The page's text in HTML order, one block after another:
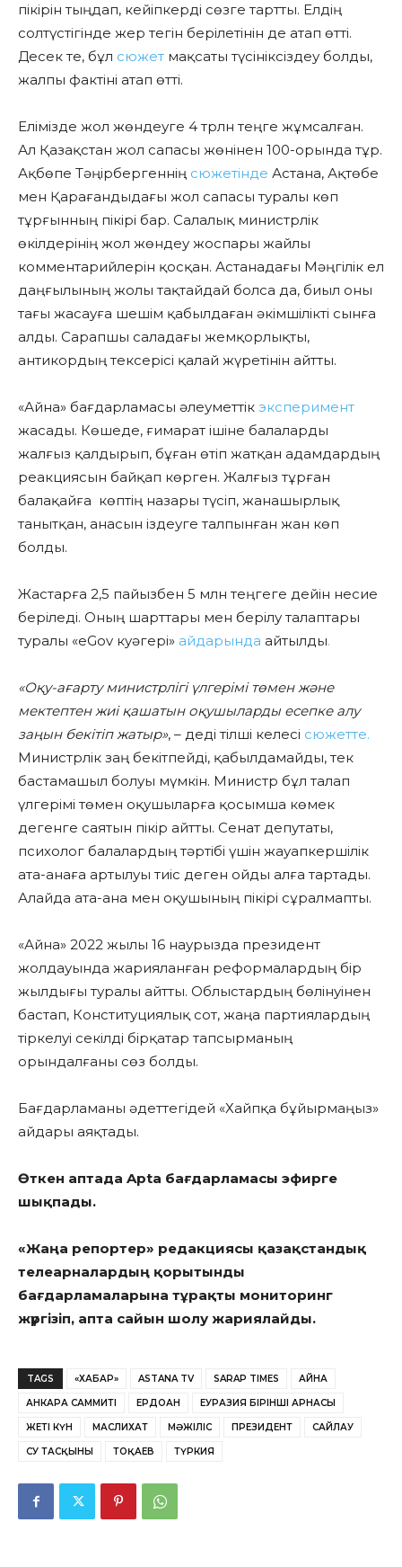
пікірін тыңдап, кейіпкерді сөзге тартты. Елдің
солтүстігінде жер тегін берілетінін де атап өтті.
Десек те, бұл сюжет мақсаты түсініксіздеу болды,
жалпы фактіні атап өтті.
Елімізде жол жөндеуге 4 трлн теңге жұмсалған.
Ал Қазақстан жол сапасы жөнінен 100-орында тұр.
Ақбөпе Тәңірбергеннің сюжетінде Астана, Ақтөбе
мен Қарағандыдағы жол сапасы туралы көп
тұрғынның пікірі бар. Салалық министрлік
өкілдерінің жол жөндеу жоспары жайлы
комментарийлерін қосқан. Астанадағы Мәңгілік ел
даңғылының жолы тақтайдай болса да, биыл оны
тағы жасауға шешім қабылдаған әкімшілікті сынға
алды. Сарапшы саладағы жемқорлықты,
антикордың тексерісі қалай жүретінін айтты.
«Айна» бағдарламасы әлеуметтік эксперимент
жасады. Көшеде, ғимарат ішіне балаларды
жалғыз қалдырып, бұған өтіп жатқан адамдардың
реакциясын байқап көрген. Жалғыз тұрған
балақайға көптің назары түсіп, жанашырлық
танытқан, анасын іздеуге талпынған жан көп
болды.
Жастарға 2,5 пайызбен 5 млн теңгеге дейін несие
беріледі. Оның шарттары мен берілу талаптары
туралы «eGov куәгері» айдарында айтылды.
«Оқу-ағарту министрлігі үлгерімі төмен және
мектептен жиі қашатын оқушыларды есепке алу
заңын бекітіп жатыр», – деді тілші келесі сюжетте.
Министрлік заң бекітпейді, қабылдамайды, тек
бастамашыл болуы мүмкін. Министр бұл талап
үлгерімі төмен оқушыларға қосымша көмек
дегенге саятын пікір айтты. Сенат депутаты,
психолог балалардың тәртібі үшін жауапкершілік
ата-анаға артылуы тиіс деген ойды алға тартады.
Алайда ата-ана мен оқушының пікірі сұралмапты.
«Айна» 2022 жылы 16 наурызда президент
жолдауында жарияланған реформалардың бір
жылдығы туралы айтты. Облыстардың бөлінуінен
бастап, Конституциялық сот, жаңа партиялардың
тіркелуі секілді бірқатар тапсырманың
орындалғаны сөз болды.
Бағдарламаны әдеттегідей «Хайпқа бұйырмаңыз»
айдары аяқтады.
Өткен аптада Apta бағдарламасы эфирге
шықпады.
«Жаңа репортер» редакциясы қазақстандық
телеарналардың қорытынды
бағдарламаларына тұрақты мониторинг
жүргізіп, апта сайын шолу жариялайды.
TAGS «ХАБАР» ASTANA TV SARAP TIMES АЙНА
АНКАРА САММИТІ ЕРДОҒАН ЕУРАЗИЯ БІРІНШІ АРНАСЫ
ЖЕТІ КҮН МАСЛИХАТ МӘЖІЛІС ПРЕЗИДЕНТ САЙЛАУ
СУ ТАСҚЫНЫ ТОҚАЕВ ТҮРКИЯ